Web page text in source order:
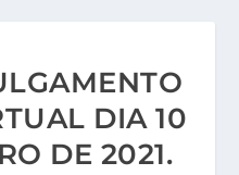
DIA 10
DE 2021.